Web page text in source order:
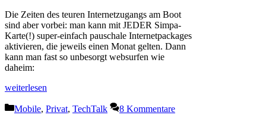
Die Zeiten des teuren Internetzugangs am Boot
sind aber vorbei: man kann mit JEDER Simpa-
Karte(!) super-einfach pauschale Internetpackages
aktivieren, die jeweils einen Monat gelten. Dann
kann man fast so unbesorgt websurfen wie
daheim:
weiterlesen
Kategorien
Mobile, Privat, TechTalk 8 Kommentare